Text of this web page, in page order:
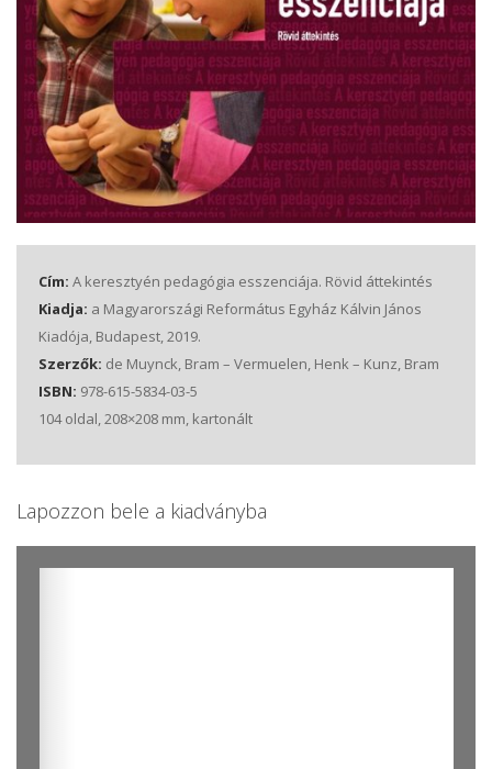
Cím: A keresztyén pedagógia esszenciája. Rövid áttekintés
Kiadja: a Magyarországi Református Egyház Kálvin János
Kiadója, Budapest, 2019.
Szerzők: de Muynck, Bram – Vermuelen, Henk – Kunz, Bram
ISBN: 978-615-5834-03-5
104 oldal, 208×208 mm, kartonált
Lapozzon bele a kiadványba